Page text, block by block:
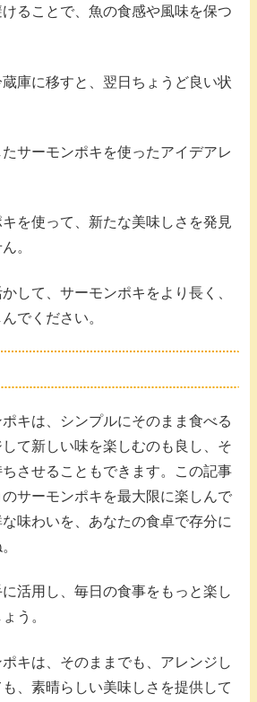
ることで、魚の食感や風味を保つ
庫に移すと、翌日ちょうど良い状
サーモンポキを使ったアイデアレ
を使って、新たな美味しさを発見
。
して、サーモンポキをより長く、
でください。
キは、シンプルにそのまま食べる
て新しい味を楽しむのも良し、そ
させることもできます。この記事
サーモンポキを最大限に楽しんで
味わいを、あなたの食卓で存分に
活用し、毎日の食事をもっと楽し
う。
キは、そのままでも、アレンジし
、素晴らしい美味しさを提供して